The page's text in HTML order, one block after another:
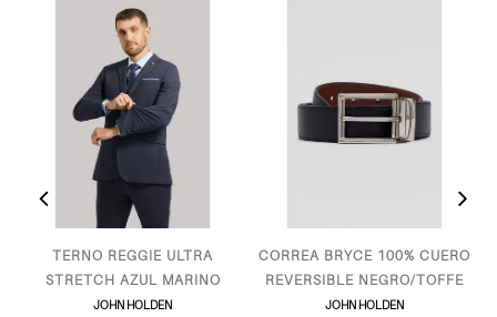
TERNO REGGIE ULTRA
STRETCH AZUL MARINO
JOHN HOLDEN
CORREA BRYCE 100% CUERO
REVERSIBLE NEGRO/TOFFE
JOHN HOLDEN